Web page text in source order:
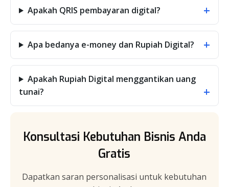
Apakah QRIS pembayaran digital? +
Apa bedanya e-money dan Rupiah Digital? +
Apakah Rupiah Digital menggantikan uang
tunai?
+
Konsultasi Kebutuhan Bisnis Anda
Gratis
Dapatkan saran personalisasi untuk kebutuhan